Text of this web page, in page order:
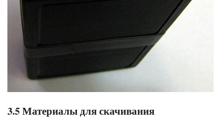
3.5 Материалы для скачивания